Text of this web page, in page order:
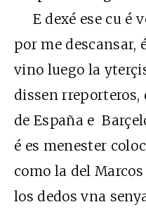
E dexé ese cu é
por me descansar,
vino luego la
dissen rreporteros,
de España e
é es menester
como la del
los dedos vna